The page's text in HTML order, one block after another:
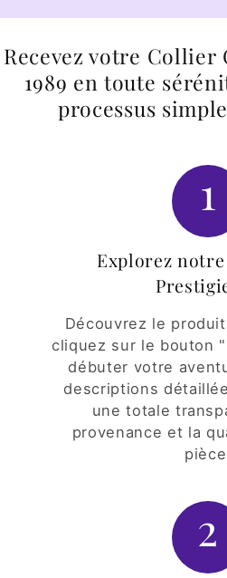
Recevez votre Collier
1989 en toute
processus
1
Explorez
Découvrez le
cliquez sur le bouton
débuter votre
descriptions
une totale
provenance et la
2